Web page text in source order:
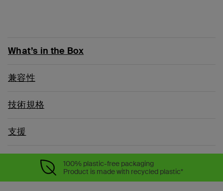
What’s in the Box
兼容性
技術規格
支援
100% plastic-free packaging
Product is made with recycled plastic*